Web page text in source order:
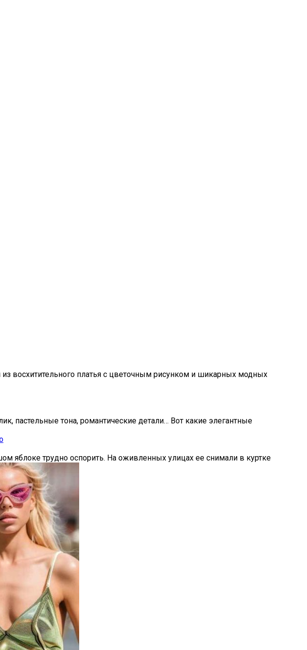
восхитительного платья с цветочным рисунком и шикарных модных
пастельные тона, романтические детали… Вот какие элегантные
яблоке трудно оспорить. На оживленных улицах ее снимали в куртке